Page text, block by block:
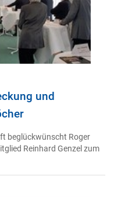
und
beglückwünscht Roger
Reinhard Genzel zum